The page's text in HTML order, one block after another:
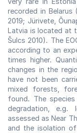
recorded in Belarus
2019; Jürivete,
Latvia is located at
Šulcs 2010). The
according to an
times higher.
changes in the
have not been
mixed forests,
found. The
degradation,
assessed as Near
and the isolation